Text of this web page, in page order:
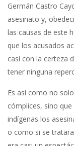
Germán Castro
asesinato y,
las causas de este
que los acusados
casi con la certeza
tener ninguna
Es así como no
cómplices, sino
indígenas los
o como si se